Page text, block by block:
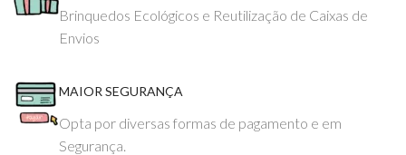
Brinquedos Ecológicos e Reutilização de Caixas de
Envios
MAIOR SEGURANÇA
Opta por diversas formas de pagamento e em
Segurança.